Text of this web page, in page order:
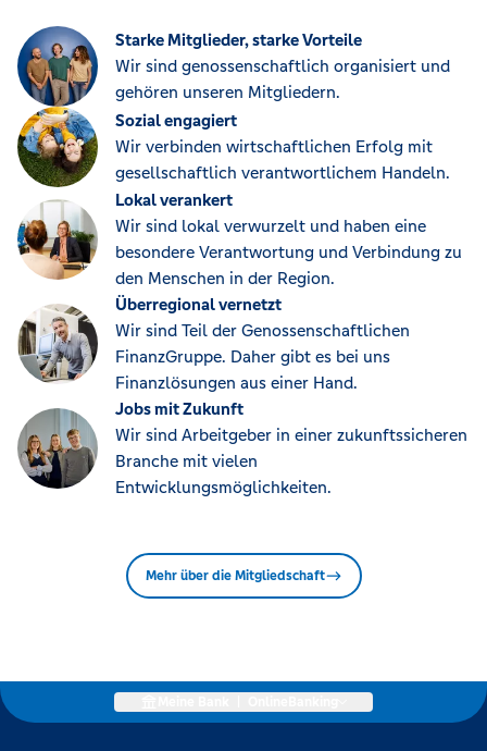
Starke Mitglieder, starke Vorteile
Wir sind genossenschaftlich organisiert und
gehören unseren Mitgliedern.
Sozial engagiert
Wir verbinden wirtschaftlichen Erfolg mit
gesellschaftlich verantwortlichem Handeln.
Lokal verankert
Wir sind lokal verwurzelt und haben eine
besondere Verantwortung und Verbindung zu
den Menschen in der Region.
Überregional vernetzt
Wir sind Teil der Genossenschaftlichen
FinanzGruppe. Daher gibt es bei uns
Finanzlösungen aus einer Hand.
Jobs mit Zukunft
Wir sind Arbeitgeber in einer zukunftssicheren
Branche mit vielen
Entwicklungsmöglichkeiten.
Mehr über die Mitgliedschaft